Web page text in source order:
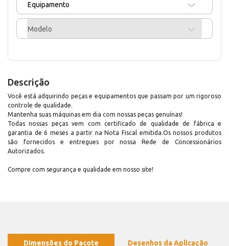
Equipamento
Modelo
Descrição
Você está adquirindo peças e equipamentos que passam por um rigoroso
controle de qualidade.
Mantenha suas máquinas em dia com nossas peças genuínas!
Todas nossas peças vem com certificado de qualidade de fábrica e
garantia de 6 meses a partir na Nota Fiscal emitida.Os nossos produtos
são fornecidos e entregues por nossa Rede de Concessionários
Autorizados.
Compre com segurança e qualidade em nosso site!
Dimensões do Pacote Desenhos da Aplicação